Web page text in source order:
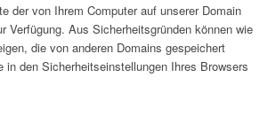
der von Ihrem Computer auf unserer Domain
Verfügung. Aus Sicherheitsgründen können wie
die von anderen Domains gespeichert
in den Sicherheitseinstellungen Ihres Browsers